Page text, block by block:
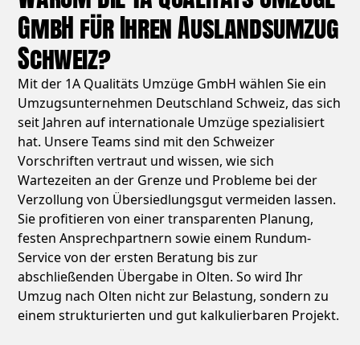
GmbH für Ihren Auslandsumzug
Schweiz?
Mit der 1A Qualitäts Umzüge GmbH wählen Sie ein
Umzugsunternehmen Deutschland Schweiz, das sich
seit Jahren auf internationale Umzüge spezialisiert
hat. Unsere Teams sind mit den Schweizer
Vorschriften vertraut und wissen, wie sich
Wartezeiten an der Grenze und Probleme bei der
Verzollung von Übersiedlungsgut vermeiden lassen.
Sie profitieren von einer transparenten Planung,
festen Ansprechpartnern sowie einem Rundum-
Service von der ersten Beratung bis zur
abschließenden Übergabe in Olten. So wird Ihr
Umzug nach Olten nicht zur Belastung, sondern zu
einem strukturierten und gut kalkulierbaren Projekt.